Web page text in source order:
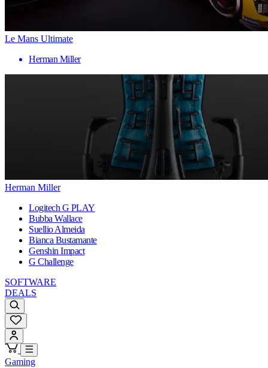
Le Mans Ultimate
Herman Miller
Herman Miller
Logitech G PLAY
Bubba Wallace
Suellio Almeida
Bianca Bustamante
Genshin Impact
G Challenge
SOFTWARE
DEALS
Gaming